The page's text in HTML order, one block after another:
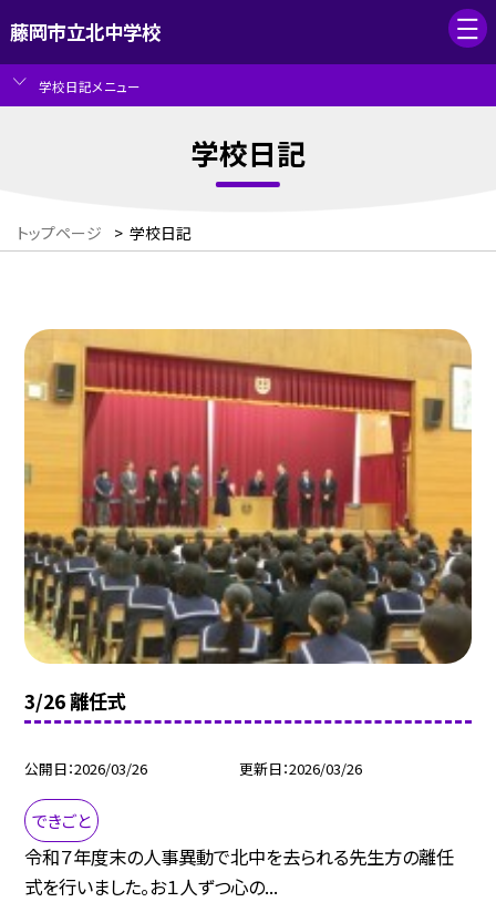
藤岡市立北中学校
学校日記メニュー
学校日記
トップページ > 学校日記
3/26 離任式
公開日 2026/03/26 更新日 2026/03/26
できごと
令和７年度末の人事異動で北中を去られる先生方の離任
式を行いました。お１人ずつ心の...